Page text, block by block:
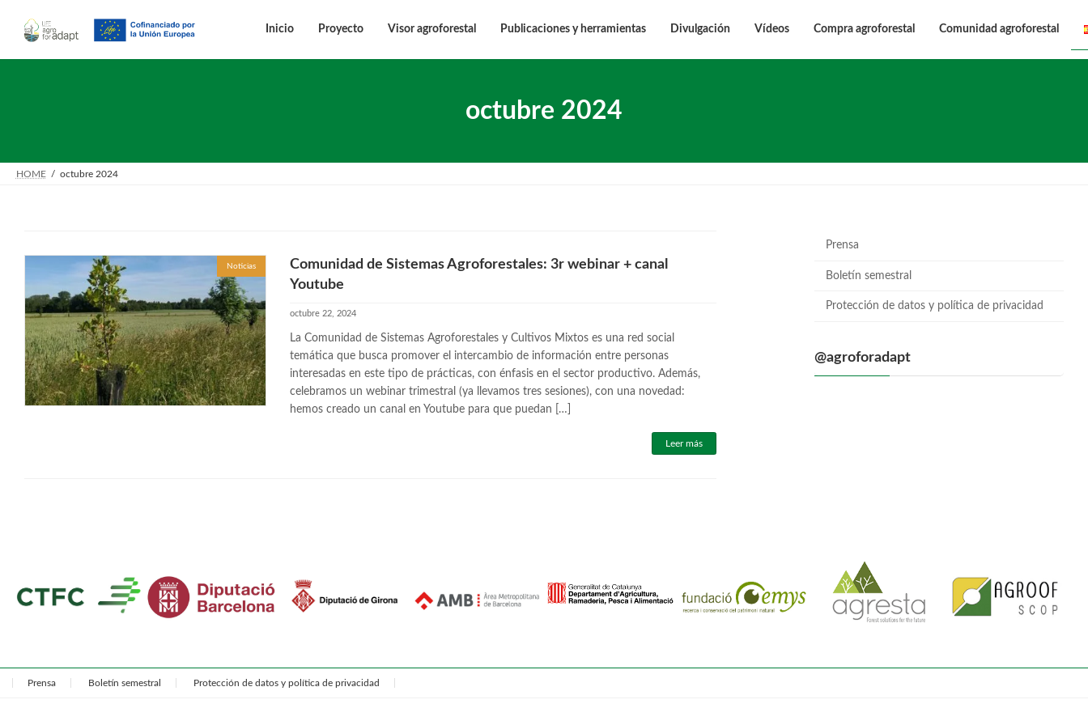
contenido
Inicio Proyecto Visor agroforestal Publicaciones y herramientas Divulgación Vídeos Compra agroforestal Comunidad agroforestal
octubre 2024
HOME octubre 2024
Noticias
Comunidad de Sistemas Agroforestales: 3r webinar + canal
Youtube
octubre 22, 2024
La Comunidad de Sistemas Agroforestales y Cultivos Mixtos es una red social
temática que busca promover el intercambio de información entre personas
interesadas en este tipo de prácticas, con énfasis en el sector productivo. Además,
celebramos un webinar trimestral (ya llevamos tres sesiones), con una novedad:
hemos creado un canal en Youtube para que puedan […]
Leer más
Prensa
Boletín semestral
Protección de datos y política de privacidad
@agroforadapt
Prensa Boletín semestral Protección de datos y política de privacidad